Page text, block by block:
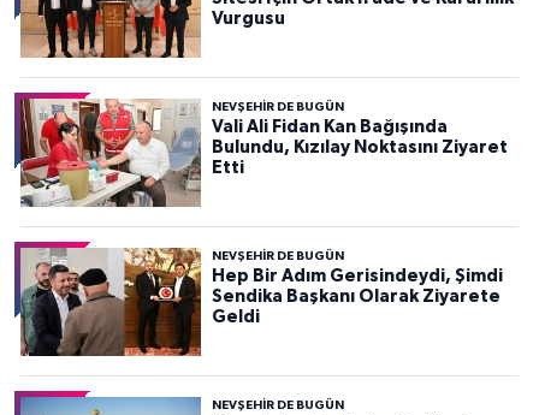
Vurgusu
NEVŞEHIR DE BUGÜN
Vali Ali Fidan Kan Bağışında
Bulundu, Kızılay Noktasını Ziyaret
Etti
NEVŞEHIR DE BUGÜN
Hep Bir Adım Gerisindeydi, Şimdi
Sendika Başkanı Olarak Ziyarete
Geldi
NEVŞEHIR DE BUGÜN